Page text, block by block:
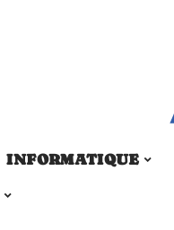
INFORMATIQUE